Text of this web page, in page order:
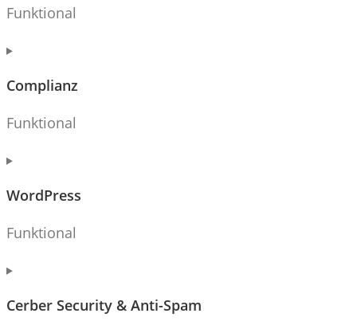
Funktional
Consent
service
Complianz
Funktional
Consent
service
WordPress
Funktional
Consent
service
Cerber Security & Anti-Spam